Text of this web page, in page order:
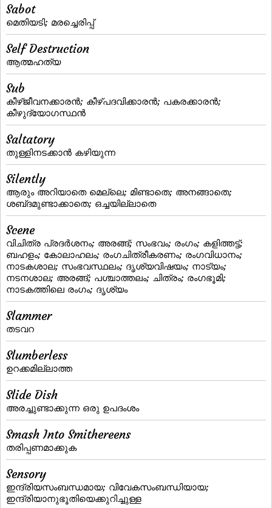
Sabot
മെതിയടി; മരച്ചെരിപ്പ്‌
Self Destruction
ആത്മഹത്യ
Sub
കീഴ്‌ജീവനക്കാരന്‍; കീഴ്‌പദവിക്കാരന്‍; പകരക്കാരന്‍;
കീഴുദ്യോഗസ്ഥന്‍
Saltatory
തുള്ളിനടക്കാന്‍ കഴിയുന്ന
Silently
ആരും അറിയാതെ മെല്ലെ; മിണ്ടാതെ; അനങ്ങാതെ;
ശബ്‌ദമുണ്ടാക്കാതെ; ഒച്ചയില്ലാതെ
Scene
വിചിത്ര പ്രദര്‍ശനം; അരങ്ങ്‌; സംഭവം; രംഗം; കളിത്തട്ട്‌;
ബഹളം; കോലാഹലം; രംഗചിത്രീകരണം; രംഗവിധാനം;
നാടകശാല; സംഭവസ്ഥലം; ദൃശ്യവിഷയം; നാട്യം;
നടനശാല; അരങ്ങ്; പശ്ചാത്തലം; ചിത്രം; രംഗഭൂമി;
നാടകത്തിലെ രംഗം; ദൃശ്യം
Slammer
തടവറ
Slumberless
ഉറക്കമില്ലാത്ത
Slide Dish
അരച്ചുണ്ടാക്കുന്ന ഒരു ഉപദംശം
Smash Into Smithereens
തരിപ്പണമാക്കുക
Sensory
ഇന്ദ്രിയസംബന്ധമായ; വിവേകസംബന്ധിയായ;
ഇന്ദ്രിയാനുഭൂതിയെക്കുറിച്ചുള്ള